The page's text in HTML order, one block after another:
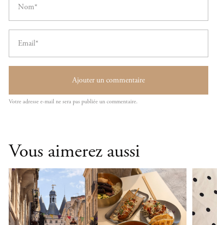
Vous aimerez aussi